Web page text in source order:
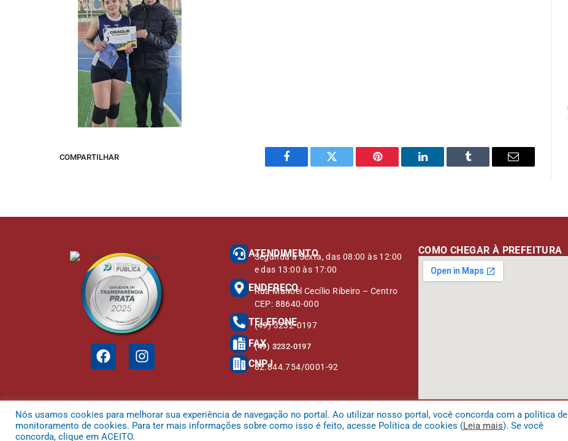
COMPARTILHAR
Facebook Twitter Pinterest LinkedIn Tumblr
E-
ATENDIMENTO
Segunda à Sexta, das 08:00 às 12:00
e das 13:00 às 17:00
ENDEREÇO
Rua Manoel Cecílio Ribeiro – Centro
CEP: 88640-000
TELEFONE
(49) 3232-0197
FAX
(49) 3232-0197
CNPJ
82.844.754/0001-92
COMO CHEGAR À PREFEITURA
Todos os direitos reservados a Prefeitura Municipal de Bom Jardim da Serra.
Nós usamos cookies para melhorar sua experiência de navegação no portal. Ao utilizar nosso portal, você concorda com a política de
monitoramento de cookies. Para ter mais informações sobre como isso é feito, acesse Política de cookies (Leia mais). Se você
concorda, clique em ACEITO.